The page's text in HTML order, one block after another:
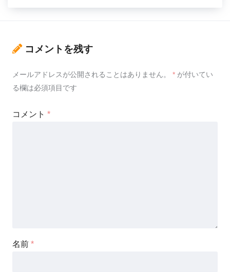
コメントを残す
メールアドレスが公開されることはありません。 * が付いてい
る欄は必須項目です
コメント *
名前 *